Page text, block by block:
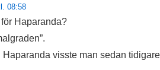
08:58
Haparanda?
visste man sedan tidigare